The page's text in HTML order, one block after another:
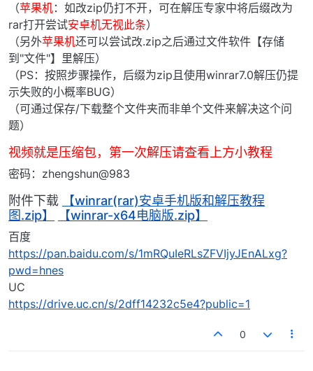
（苹果机：如改zip仍打不开，可在解压专家中将后缀改为
rar打开尝试安卓机无视此条）
（另外苹果机还可以尝试改.zip之后通过文件软件【存储
到"文件"】里解压）
（PS：按照步骤操作，后缀为zip且使用winrar7.0解压仍提
示失败的小概率BUG）
（可通过保存/下载整个文件夹而非单个文件来解决这个问
题）
视频就是压缩包，第一次解压请查看上方小教程
密码：zhengshun@983
附件下载
【winrar(rar)安卓手机版和解压教程
图.zip】
【winrar-x64电脑版.zip】
百度
https://pan.baidu.com/s/1mRQuIeRLsZFVIjyJEnALxg?
pwd=hnes
UC
https://drive.uc.cn/s/2dff14232c5e4?public=1
0